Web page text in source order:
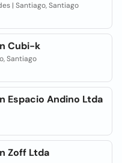
| Santiago, Santiago
Cubi-k
Santiago
Andino Ltda
Zoff Ltda